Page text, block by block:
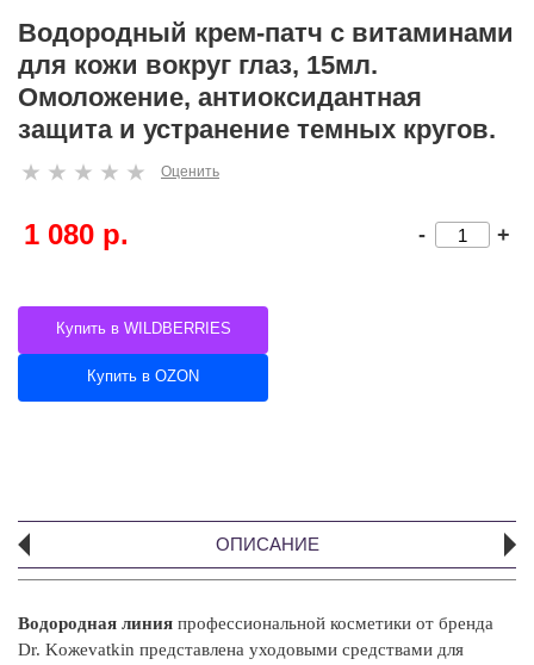
Водородный крем-патч с витаминами
для кожи вокруг глаз, 15мл.
Омоложение, антиоксидантная
защита и устранение темных кругов.
Оценить
1 080 р. - +
Купить в WILDBERRIES
Купить в OZON
ОПИСАНИЕ
Водородная линия профессиональной косметики от бренда
Dr. Koжevatkin представлена уходовыми средствами для